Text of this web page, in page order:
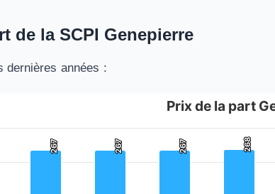
de la SCPI Genepierre
dernières années :
displaying categories.
Prix de la part
267
267 267
267 267
267 268
268